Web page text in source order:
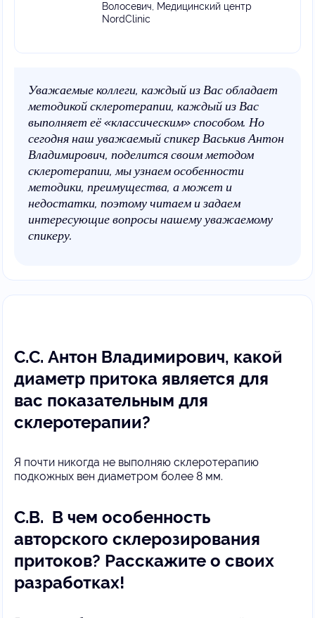
Волосевич, Медицинский центр
NordClinic
Уважаемые коллеги, каждый из Вас обладает
методикой склеротерапии, каждый из Вас
выполняет её «классическим» способом. Но
сегодня наш уважаемый спикер Васькив Антон
Владимирович, поделится своим методом
склеротерапии, мы узнаем особенности
методики, преимущества, а может и
недостатки, поэтому читаем и задаем
интересующие вопросы нашему уважаемому
спикеру.
С.С. Антон Владимирович, какой
диаметр притока является для
вас показательным для
склеротерапии?
Я почти никогда не выполняю склеротерапию
подкожных вен диаметром более 8 мм.
С.В. В чем особенность
авторского склерозирования
притоков? Расскажите о своих
разработках!